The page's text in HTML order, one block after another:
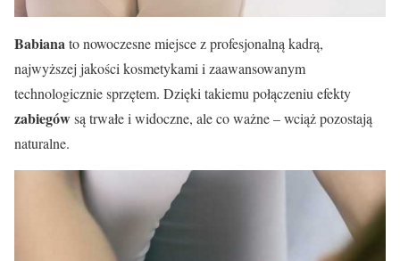
Babianato nowoczesne miejsce z profesjonalną kadrą,
najwyższej jakości kosmetykami i zaawansowanym
technologicznie sprzętem. Dzięki takiemu połączeniu efekty
zabiegówsą trwałe i widoczne, ale co ważne – wciąż pozostają
naturalne.